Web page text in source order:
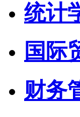
统计
国际
财务